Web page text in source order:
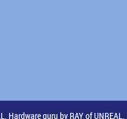
Hardware guru by RAY of